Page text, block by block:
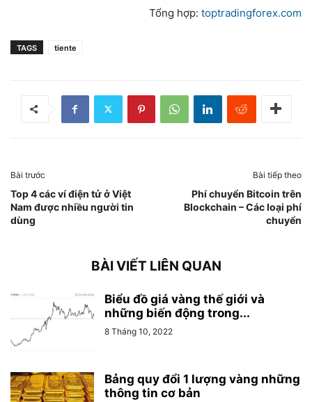
Tổng hợp: toptradingforex.com
TAGS tiente
Bài trước
Top 4 các ví điện tử ở Việt
Nam được nhiều người tin
dùng
Bài tiếp theo
Phí chuyển Bitcoin trên
Blockchain – Các loại phí
chuyển
BÀI VIẾT LIÊN QUAN
Biểu đồ giá vàng thế giới và
những biến động trong...
8 Tháng 10, 2022
Bảng quy đổi 1 lượng vàng những
thông tin cơ bản